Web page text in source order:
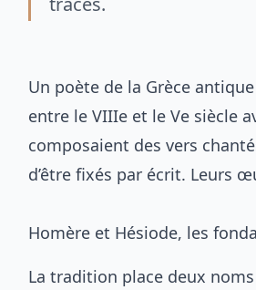
Un poète de la Grèce
entre le VIIIe et le Ve siècle
composaient des vers
d’être fixés par écrit. Leurs
Homère et Hésiode, les
La tradition place deux